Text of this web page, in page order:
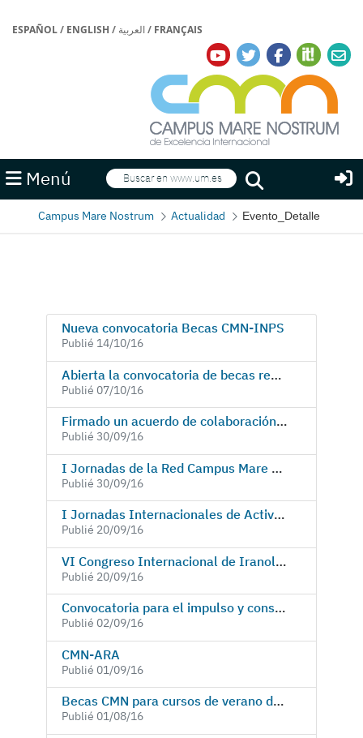
ESPAÑOL/ ENGLISH / العربية/ FRANÇAIS
Menú Buscar
Buscar
Campus Mare Nostrum Actualidad Evento_Detalle
Nueva convocatoria Becas CMN-INPS
Publié 14/10/16
Abierta la convocatoria de becas remuneradas en el IEMed para 2017
Publié 07/10/16
Firmado un acuerdo de colaboración entre la UMU y la Consejería de Cultura de la embajada de Irán
Publié 30/09/16
I Jornadas de la Red Campus Mare Nostrum de especialistas en Derecho Público-constitucional
Publié 30/09/16
I Jornadas Internacionales de Actividad Física para Personas Mayores "Campus Mare Nostrum"
Publié 20/09/16
VI Congreso Internacional de Iranología
Publié 20/09/16
Convocatoria para el impulso y consolidación de proyectos de docencia bilingüe durante el curso 2016/2017
Publié 02/09/16
CMN-ARA
Publié 01/09/16
Becas CMN para cursos de verano de la Universidad de Murcia
Publié 01/08/16